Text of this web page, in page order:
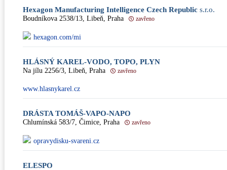
Hexagon Manufacturing Intelligence Czech Republic s.r.o.
Boudníkova 2538/13, Libeň, Praha zavřeno
hexagon.com/mi
HLÁSNÝ KAREL-VODO, TOPO, PLYN
Na jílu 2256/3, Libeň, Praha zavřeno
www.hlasnykarel.cz
DRÁSTA TOMÁŠ-VAPO-NAPO
Chlumínská 583/7, Čimice, Praha zavřeno
opravydisku-svareni.cz
ELESPO